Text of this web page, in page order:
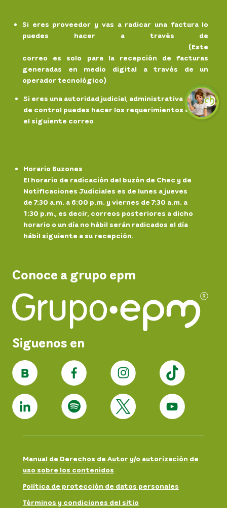
Si eres proveedor y vas a radicar una factura lo
puedes hacer a través de
(Este
correo es solo para la recepción de facturas
generadas en medio digital a través de un
operador tecnológico)
Si eres una autoridad judicial, administrativa y/o
de control puedes hacer los requerimientos en
el siguiente correo
Horario Buzones
El horario de radicación del buzón de Chec y de
Notificaciones Judiciales es de lunes a jueves
de 7:30 a.m. a 6:00 p.m. y viernes de 7:30 a.m. a
1:30 p.m., es decir, correos posteriores a dicho
horario o un día no hábil serán radicados el día
hábil siguiente a su recepción.
Conoce a grupo epm
Siguenos en
Manual de Derechos de Autor y/o autorización de
uso sobre los contenidos
Política de protección de datos personales
Términos y condiciones del sitio